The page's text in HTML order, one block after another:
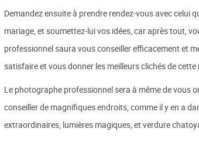
Demandez ensuite à prendre rendez-vous avec celui
mariage, et soumettez-lui vos idées, car après tout,
professionnel saura vous conseiller efficacement et
satisfaire et vous donner les meilleurs clichés de
Le photographe professionnel sera à même de vous
conseiller de magnifiques endroits, comme il y en a
extraordinaires, lumières magiques, et verdure